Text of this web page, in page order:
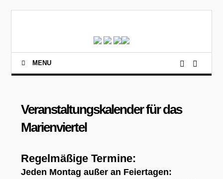
MENU
Veranstaltungskalender für das
Marienviertel
Regelmäßige Termine:
Jeden Montag außer an Feiertagen: